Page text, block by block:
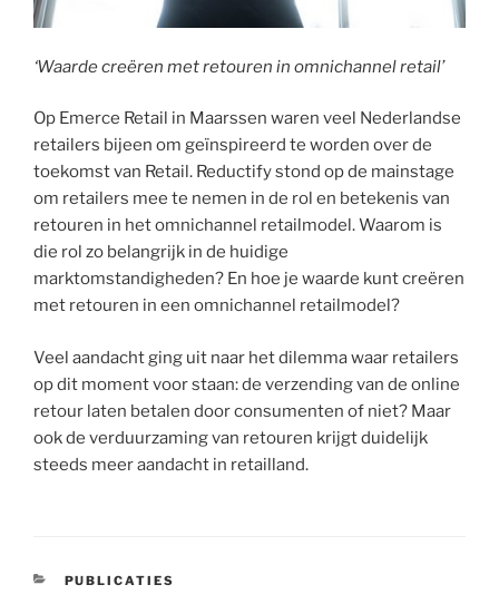
‘Waarde creëren met retouren in omnichannel retail’
Op Emerce Retail in Maarssen waren veel Nederlandse
retailers bijeen om geïnspireerd te worden over de
toekomst van Retail. Reductify stond op de mainstage
om retailers mee te nemen in de rol en betekenis van
retouren in het omnichannel retailmodel. Waarom is
die rol zo belangrijk in de huidige
marktomstandigheden? En hoe je waarde kunt creëren
met retouren in een omnichannel retailmodel?
Veel aandacht ging uit naar het dilemma waar retailers
op dit moment voor staan: de verzending van de online
retour laten betalen door consumenten of niet? Maar
ook de verduurzaming van retouren krijgt duidelijk
steeds meer aandacht in retailland.
CATEGORIEËN
PUBLICATIES